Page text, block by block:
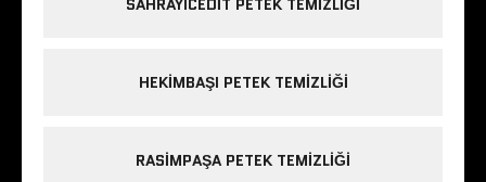
HEKIMBAŞI PETEK TEMIZLIĞI
RASIMPAŞA PETEK TEMIZLIĞI